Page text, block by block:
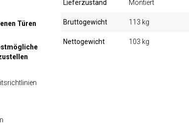
Türen
Lieferzustand Montiert
Bruttogewicht 113 kg
Nettogewicht 103 kg